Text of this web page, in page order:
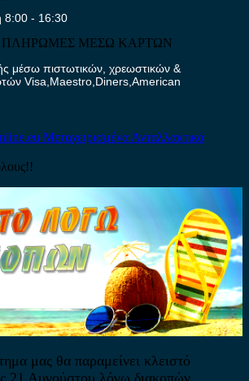
8:00 - 16:30
ΠΛΗΡΩΜΕΣ ΜΕΣΩ ΚΑΡΤΩΝ
μέσω πιστωτικών, χρεωστικών &
Visa,Maestro,Diners,American
Μεταχειρισμένα Ανταλλακτικά
μας θα παραμείνει κλειστό